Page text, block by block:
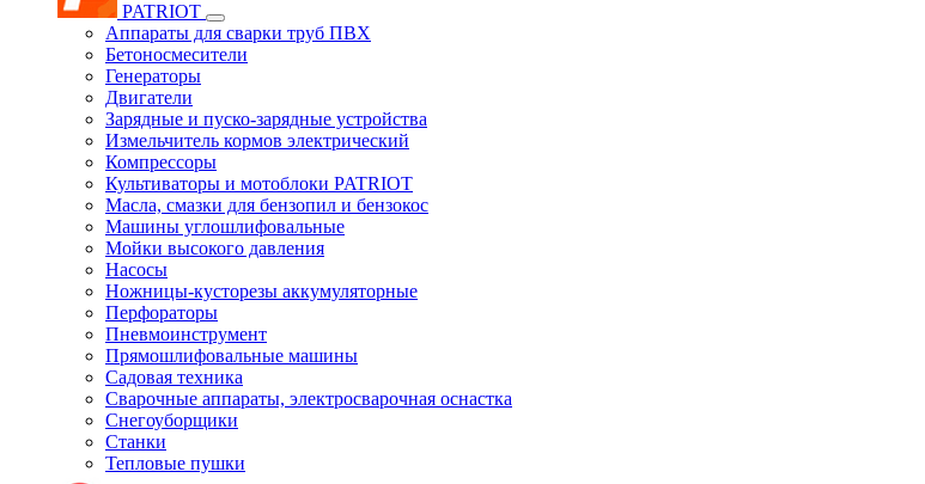
PATRIOT
Аппараты для сварки труб ПВХ
Бетоносмесители
Генераторы
Двигатели
Зарядные и пуско-зарядные устройства
Измельчитель кормов электрический
Компрессоры
Культиваторы и мотоблоки PATRIOT
Масла, смазки для бензопил и бензокос
Машины углошлифовальные
Мойки высокого давления
Насосы
Ножницы-кусторезы аккумуляторные
Перфораторы
Пневмоинструмент
Прямошлифовальные машины
Садовая техника
Сварочные аппараты, электросварочная оснастка
Снегоуборщики
Станки
Тепловые пушки